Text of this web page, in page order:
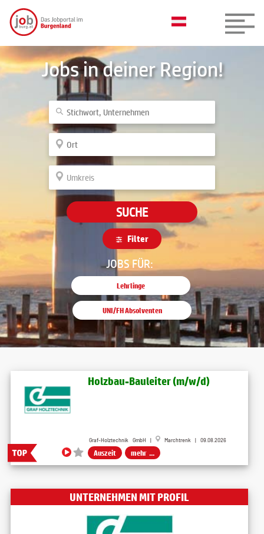
Jobs in deiner Region!
SUCHE
Filter
JOBS FÜR:
Lehrlinge
UNI/FH Absolventen
Holzbau-Bauleiter (m/w/d)
Graf-Holztechnik GmbH | Marchtrenk | 09.08.2026
Auszeit mehr ...
UNTERNEHMEN MIT PROFIL